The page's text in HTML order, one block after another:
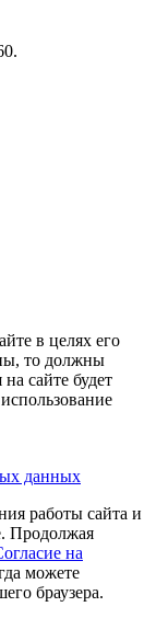
в целях его
то должны
сайте будет
данных
работы сайта и
Продолжая
на
можете
браузера.